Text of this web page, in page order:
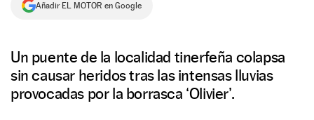
Añadir EL MOTOR en Google
Un puente de la localidad tinerfeña colapsa
sin causar heridos tras las intensas lluvias
provocadas por la borrasca ‘Olivier’.